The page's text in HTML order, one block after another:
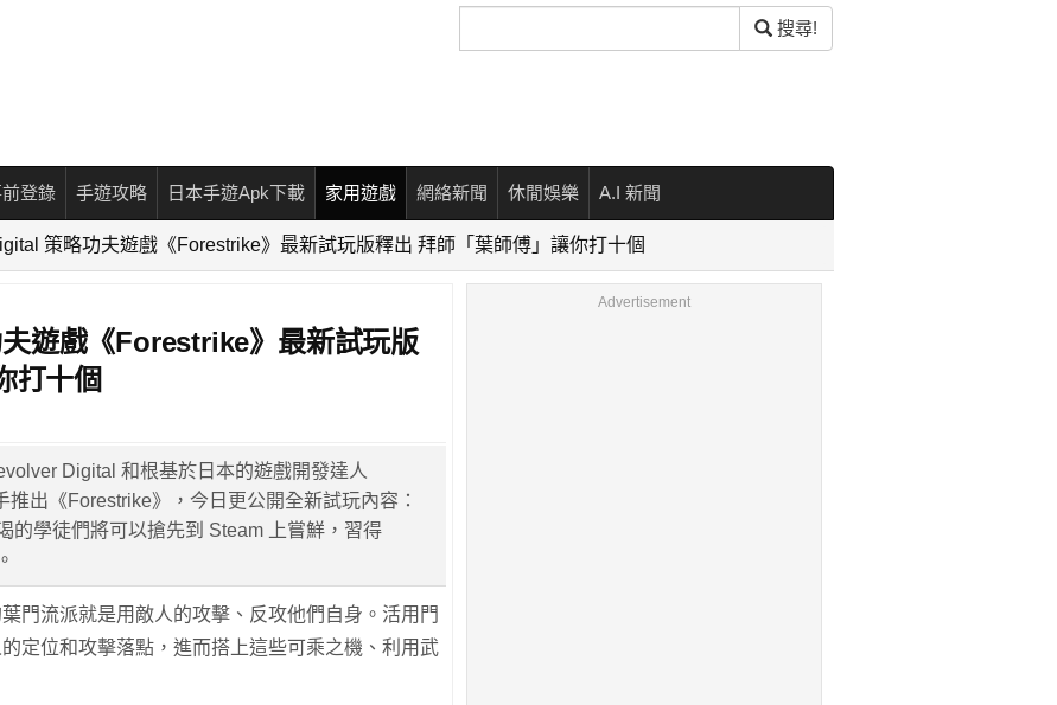
尋
搜尋!
登錄 手遊攻略 日本手遊Apk下載 家用遊戲 網絡新聞 休閒娛樂 A.I 新聞
策略功夫遊戲《Forestrike》最新試玩版釋出 拜師「葉師傅」讓你打十個
遊戲《Forestrike》最新試玩版
打十個
Digital 和根基於日本的遊戲開發達人
推出《Forestrike》，今日更公開全新試玩內容：
的學徒們將可以搶先到 Steam 上嘗鮮，習得
門流派就是用敵人的攻擊、反攻他們自身。活用門
定位和攻擊落點，進而搭上這些可乘之機、利用武
Advertisement